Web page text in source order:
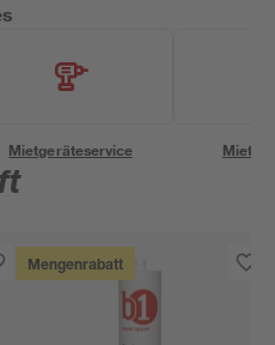
Mietgeräteservice
Mengenrabatt